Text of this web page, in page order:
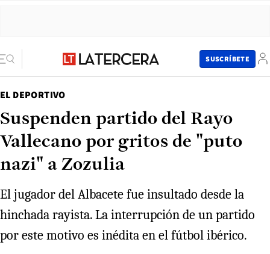
SUSCRÍBETE
EL DEPORTIVO
Suspenden partido del Rayo
Vallecano por gritos de "puto
nazi" a Zozulia
El jugador del Albacete fue insultado desde la
hinchada rayista. La interrupción de un partido
por este motivo es inédita en el fútbol ibérico.